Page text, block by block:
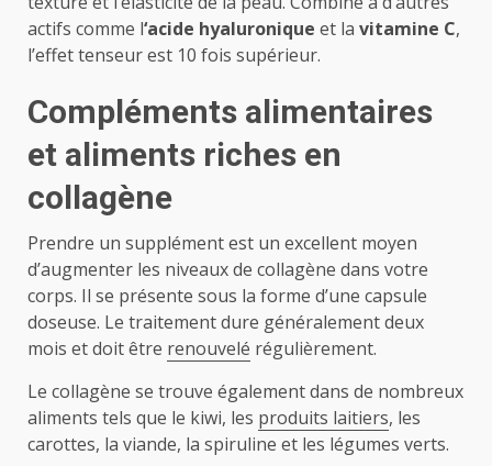
actifs comme l‘acide hyaluronique et la vitamine C,
l’effet tenseur est 10 fois supérieur.
Compléments alimentaires
et aliments riches en
collagène
Prendre un supplément est un excellent moyen
d’augmenter les niveaux de collagène dans votre
corps. Il se présente sous la forme d’une capsule
doseuse. Le traitement dure généralement deux
mois et doit être renouvelé régulièrement.
Le collagène se trouve également dans de nombreux
aliments tels que le kiwi, les produits laitiers, les
carottes, la viande, la spiruline et les légumes verts.